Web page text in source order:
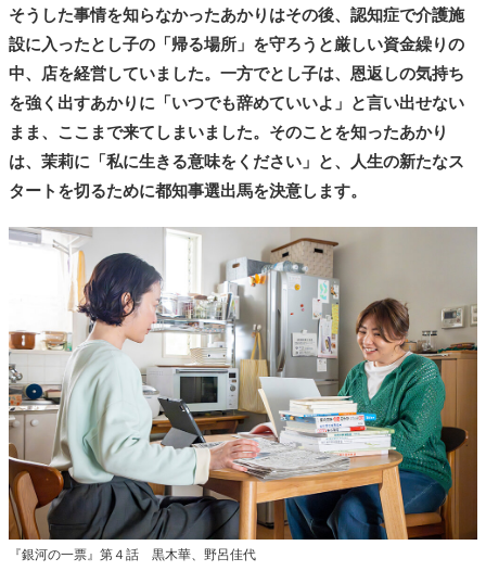
そうした事情を知らなかったあかりはその後、認知症で介護施
設に入ったとし子の「帰る場所」を守ろうと厳しい資金繰りの
中、店を経営していました。一方でとし子は、恩返しの気持ち
を強く出すあかりに「いつでも辞めていいよ」と言い出せない
まま、ここまで来てしまいました。そのことを知ったあかり
は、茉莉に「私に生きる意味をください」と、人生の新たなス
タートを切るために都知事選出馬を決意します。
『銀河の一票』第４話 黒木華、野呂佳代